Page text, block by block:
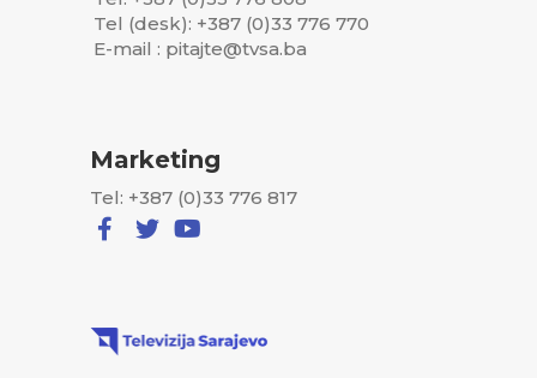
Tel (desk): +387 (0)33 776 770
E-mail : pitajte@tvsa.ba
Marketing
Tel: +387 (0)33 776 817